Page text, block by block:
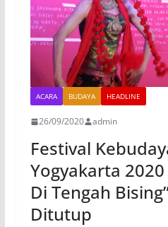
ACARA BUDAYA HEADLINE
26/09/2020 admin
Festival
Yogyakarta
Di Tengah
Ditutup